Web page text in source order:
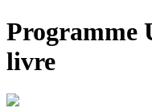
Programme
livre